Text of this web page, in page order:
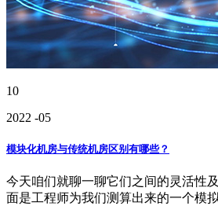
10
2022 -05
模块化机房与传统机房区别有哪些？
今天咱们就聊一聊它们之间的灵活性
面是工程师为我们测算出来的一个模